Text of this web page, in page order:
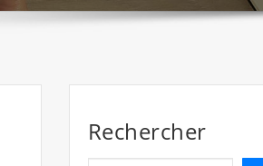
Rechercher